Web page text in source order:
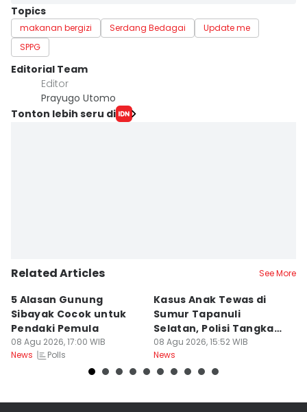
Topics
makanan bergizi Serdang Bedagai
Update me
SPPG
Editorial Team
Editor
Prayugo Utomo
Tonton lebih seru di
Related Articles See More
5 Alasan Gunung
Sibayak Cocok untuk
Pendaki Pemula
08 Agu 2026, 17:00 WIB
News
Polls
Kasus Anak Tewas di
Sumur Tapanuli
Selatan, Polisi Tangkap
MH
08 Agu 2026, 15:52 WIB
News